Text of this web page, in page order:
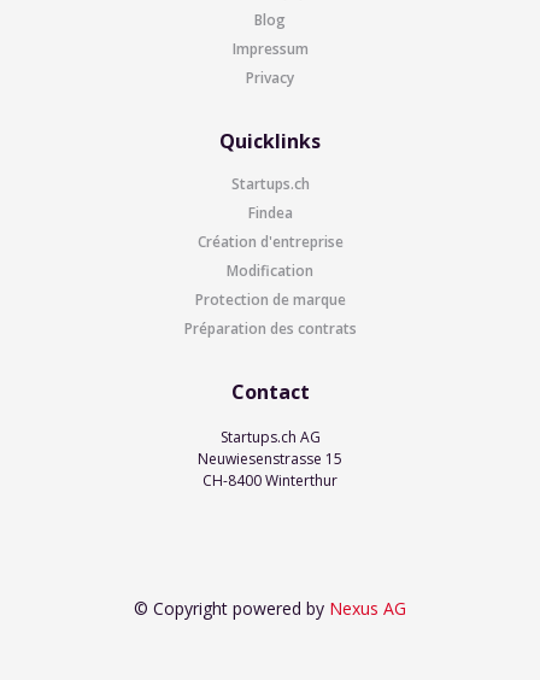
Blog
Impressum
Privacy
Quicklinks
Startups.ch
Findea
Création d'entreprise
Modification
Protection de marque
Préparation des contrats
Contact
Startups.ch AG
Neuwiesenstrasse 15
CH-8400 Winterthur
© Copyright powered by Nexus AG